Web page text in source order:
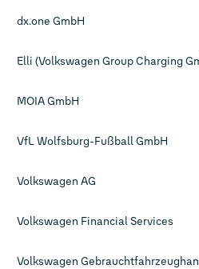
dx.one GmbH
Elli (Volkswagen Group Charging
MOIA GmbH
VfL Wolfsburg-Fußball GmbH
Volkswagen AG
Volkswagen Financial Services
Volkswagen